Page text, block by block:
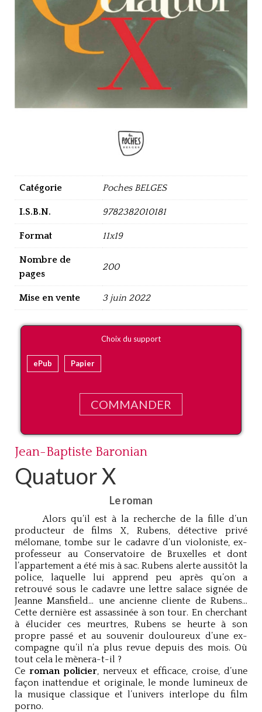
Catégorie Poches BELGES
I.S.B.N. 9782382010181
Format 11x19
Nombre de
pages
200
Mise en vente 3 juin 2022
Choix du support
ePub Papier
COMMANDER
Jean-Baptiste Baronian
Quatuor X
Le roman
Alors qu’il est à la recherche de la fille d’un
producteur de films X, Rubens, détective privé
mélomane, tombe sur le cadavre d’un violoniste, ex-
professeur au Conservatoire de Bruxelles et dont
l’appartement a été mis à sac. Rubens alerte aussitôt la
police, laquelle lui apprend peu après qu’on a
retrouvé sous le cadavre une lettre salace signée de
Jeanne Mansfield… une ancienne cliente de Rubens…
Cette dernière est assassinée à son tour. En cherchant
à élucider ces meurtres, Rubens se heurte à son
propre passé et au souvenir douloureux d’une ex-
compagne qu’il n’a plus revue depuis des mois. Où
tout cela le mènera-t-il ?
Ce roman policier, nerveux et efficace, croise, d’une
façon inattendue et originale, le monde lumineux de
la musique classique et l’univers interlope du film
porno.